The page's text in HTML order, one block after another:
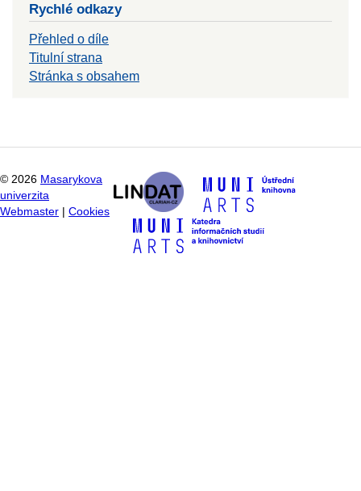
Rychlé odkazy
Přehled o díle
Titulní strana
Stránka s obsahem
© 2026 Masarykova
univerzita
Webmaster
Cookies